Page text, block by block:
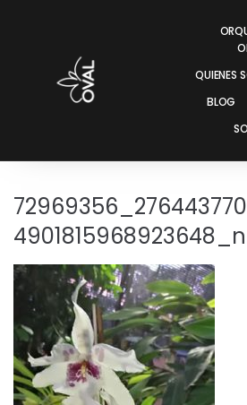
QUIENES
BLOG
4901815968923648_n